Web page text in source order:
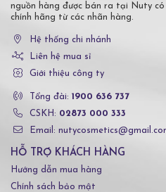
nguồn hàng được bán ra tại Nuty
chính hãng từ các nhãn hàng.
Hệ thống chi nhánh
Liên hệ mua sỉ
Giới thiệu công ty
Tổng đài: 1900 636 737
CSKH: 02873 000 333
Email:
HỖ TRỢ KHÁCH HÀNG
Hướng dẫn mua hàng
Chính sách bảo mật